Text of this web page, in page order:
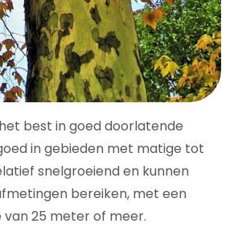
best in goed doorlatende
in gebieden met matige tot
snelgroeiend en kunnen
bereiken, met een
25 meter of meer.